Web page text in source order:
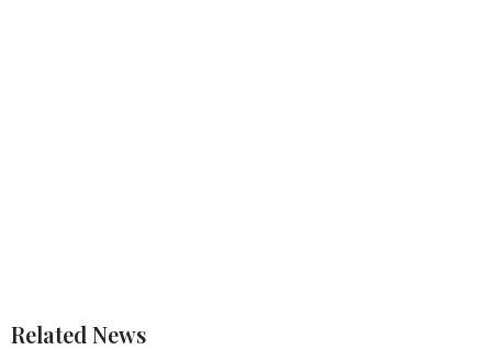
Related News